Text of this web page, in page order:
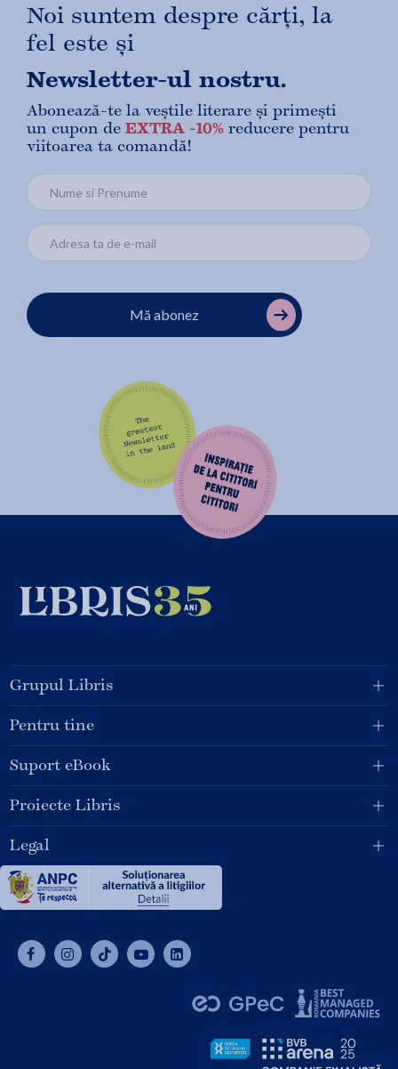
Noi suntem despre cărți, la
fel este și
Newsletter-ul nostru.
Abonează-te la veștile literare și primești
un cupon de EXTRA -10% reducere pentru
viitoarea ta comandă!
Mă abonez
Grupul Libris
Pentru tine
Suport eBook
Proiecte Libris
Legal